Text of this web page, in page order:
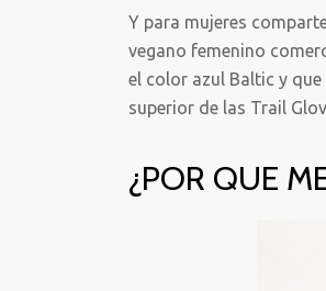
Y para mujeres
vegano femenino
el color azul Baltic y
superior de las Trail
¿POR QUE